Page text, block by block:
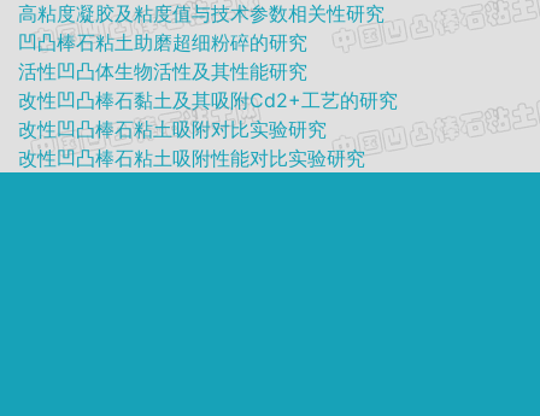
高粘度凝胶及粘度值与技术参数相关性研究
凹凸棒石粘土助磨超细粉碎的研究
活性凹凸体生物活性及其性能研究
改性凹凸棒石黏土及其吸附Cd2+工艺的研究
改性凹凸棒石粘土吸附对比实验研究
改性凹凸棒石粘土吸附性能对比实验研究